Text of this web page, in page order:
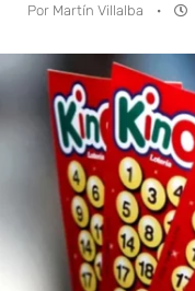
Por Martín Villalba ·